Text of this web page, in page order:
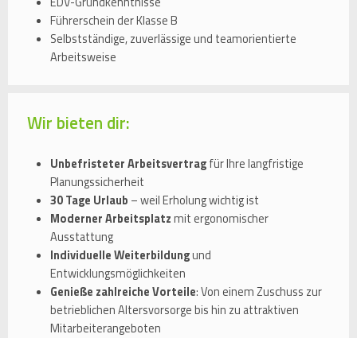
Führerschein der Klasse B
Selbstständige, zuverlässige und teamorientierte
Arbeitsweise
Wir bieten dir:
Unbefristeter Arbeitsvertragfür Ihre langfristige
Planungssicherheit
30 Tage Urlaub – weil Erholung wichtig ist
Moderner Arbeitsplatzmit ergonomischer
Ausstattung
Individuelle Weiterbildungund
Entwicklungsmöglichkeiten
Genieße zahlreiche Vorteile: Von einem Zuschuss zur
betrieblichen Altersvorsorge bis hin zu attraktiven
Mitarbeiterangeboten